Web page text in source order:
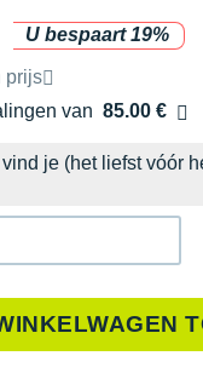
U bespaart 19%
verkoopprijs
prijs
van 85.00 €
vind je (het liefst vóór